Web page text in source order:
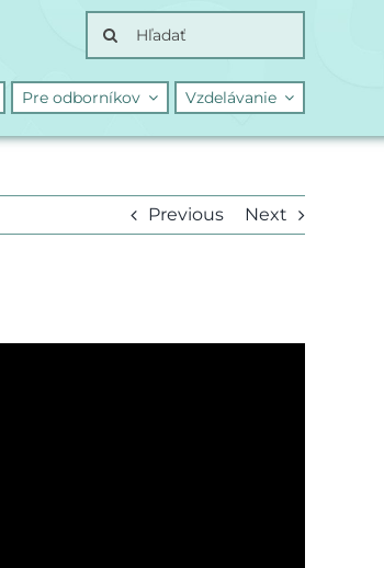
Search
for:
Pre odborníkov Vzdelávanie
Previous Next